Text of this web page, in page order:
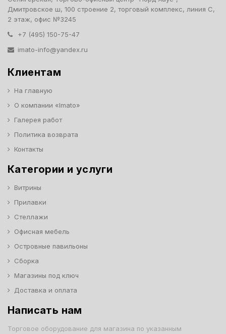
Дмитровское ш, 100 строение 2, торговый комплекс, линия С,
2 этаж, офис №3245
+7 (495) 150-75-47
imato-info@yandex.ru
Клиентам
На главную
О компании «Imato»
Галерея работ
Политика возврата
Контакты
Категории и услуги
Витрины
Прилавки
Стеллажи
Офисная мебель
Островные павильоны
Сборка
Магазины под ключ
Доставка и оплата
Написать нам
Торговое оборудование для магазина по указанным